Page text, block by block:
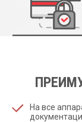
На все